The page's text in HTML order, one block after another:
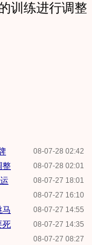
训练进行调整
08-07-28 02:42
08-07-28 02:01
整
08-07-27 18:01
08-07-27 16:10
08-07-27 14:55
马
08-07-27 14:35
死
08-07-27 08:27